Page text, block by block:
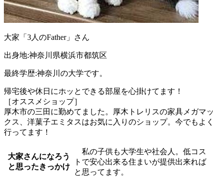
大家「3人のFather」さん
出身地:神奈川県横浜市都筑区
最終学歴:神奈川の大学です。
帰宅後や休日にホッとできる部屋を心掛けてます！
［オススメショップ］
厚木市の三田に勤めてました。厚木トレリスの家具メガマッ
クス、洋菓子エミタスはお気に入りのショップ。今でもよく
行ってます！
大家さんになろう
と思ったきっかけ
私の子供も大学生や社会人。低コス
トで安心出来る住まいが提供出来れば
と思ってます。